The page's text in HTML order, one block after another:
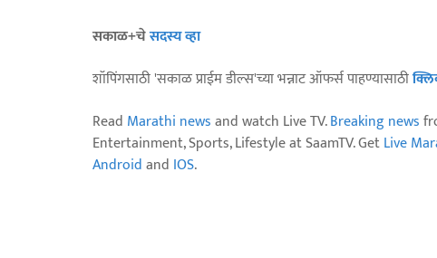
सकाळ+चेसदस्य व्हा
शॉपिंगसाठी 'सकाळ प्राईम डील्स'च्या भन्नाट ऑफर्स पाहण्यासाठी
Read Marathi newsand watch Live TV.Breaking news
Entertainment, Sports, Lifestyle at SaamTV. GetLive
Androidand IOS.